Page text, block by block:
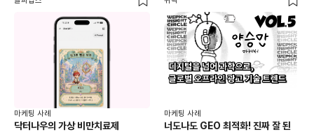
마케팅 사례
닥터나우의 가상 비만치료제
마케팅 사례
너도나도 GEO 최적화! 진짜 잘 된